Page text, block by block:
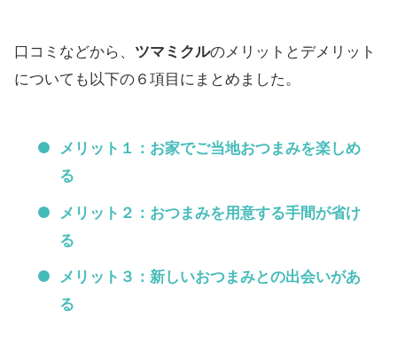
口コミなどから、 ツマミクルのメリットとデメリット
についても以下の６項目にまとめました。
メリット１：お家でご当地おつまみを楽しめ
る
メリット２：おつまみを用意する手間が省け
る
メリット３：新しいおつまみとの出会いがあ
る